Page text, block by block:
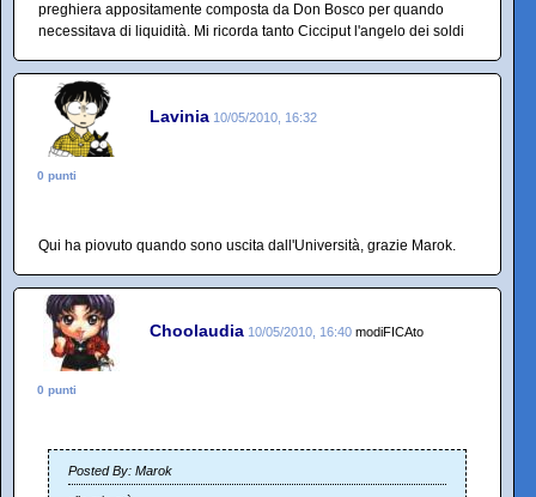
preghiera appositamente composta da Don Bosco per quando
necessitava di liquidità. Mi ricorda tanto Cicciput l'angelo dei soldi
Lavinia 10/05/2010, 16:32
0 punti
Qui ha piovuto quando sono uscita dall'Università, grazie Marok.
Choolaudia 10/05/2010, 16:40 modiFICAto
0 punti
Posted By: Marok